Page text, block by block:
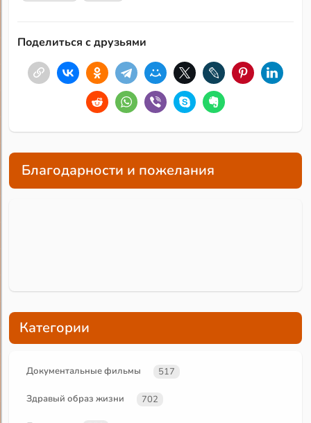
Поделиться с друзьями
Благодарности и пожелания
Категории
Документальные фильмы 517
Здравый образ жизни 702